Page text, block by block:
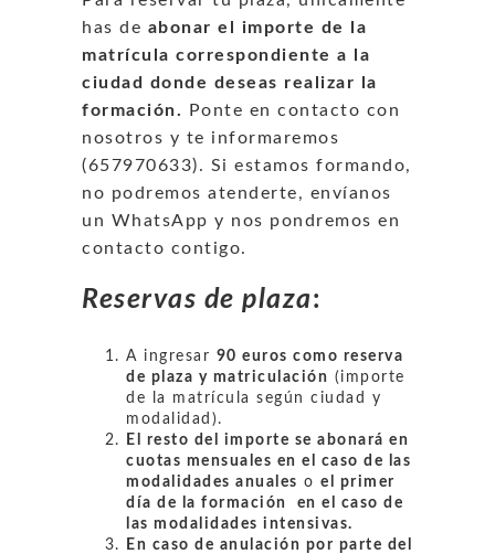
has de abonar el importe de la
matrícula correspondiente a la
ciudad donde deseas realizar la
formación. Ponte en contacto con
nosotros y te informaremos
(657970633). Si estamos formando,
no podremos atenderte, envíanos
un WhatsApp y nos pondremos en
contacto contigo.
Reservas de plaza:
A ingresar 90 euros como reserva
de plaza y matriculación (importe
de la matrícula según ciudad y
modalidad).
El resto del importe se abonará en
cuotas mensuales en el caso de las
modalidades anuales o el primer
día de la formación en el caso de
las modalidades intensivas.
En caso de anulación por parte del